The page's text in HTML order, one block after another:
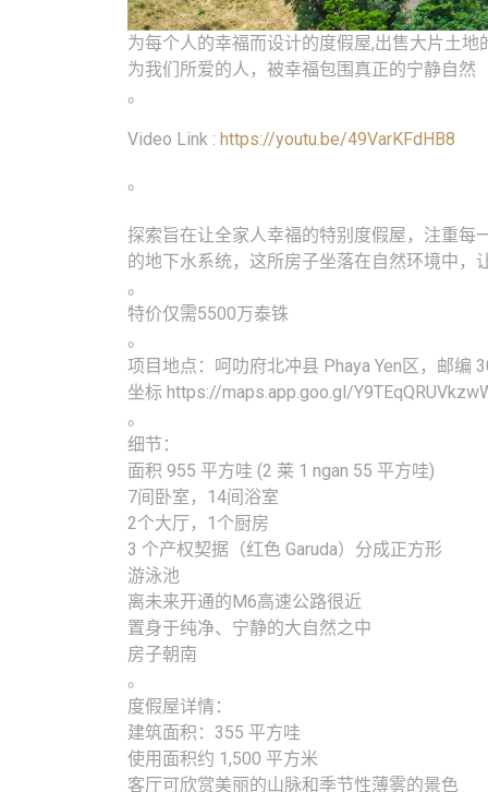
为每个人的幸福而设计的度假屋,出售大片土地
为我们所爱的人，被幸福包围真正的宁静自然
。
Video Link : https://youtu.be/49VarKFdHB8
。
探索旨在让全家人幸福的特别度假屋，注重
的地下水系统，这所房子坐落在自然环境中
。
特价仅需5500万泰铢
。
项目地点：呵叻府北冲县 Phaya Yen区，邮编
坐标 https://maps.app.goo.gl/
。
细节：
面积 955 平方哇 (2 莱 1 ngan 55 平方哇)
7间卧室，14间浴室
2个大厅，1个厨房
3 个产权契据（红色 Garuda）分成正方形
游泳池
离未来开通的M6高速公路很近
置身于纯净、宁静的大自然之中
房子朝南
。
度假屋详情：
建筑面积：355 平方哇
使用面积约 1,500 平方米
客厅可欣赏美丽的山脉和季节性薄雾的景色